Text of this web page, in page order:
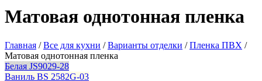
Матовая однотонная пленка
Главная /Все для кухни /Варианты отделки /Пленка ПВХ /
Матовая однотонная пленка
Белая JS9029-28
Ваниль BS 2582G-03